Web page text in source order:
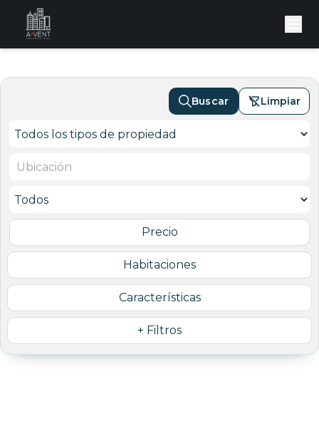
Precio
Habitaciones
Características
+ Filtros
Buscar Limpiar